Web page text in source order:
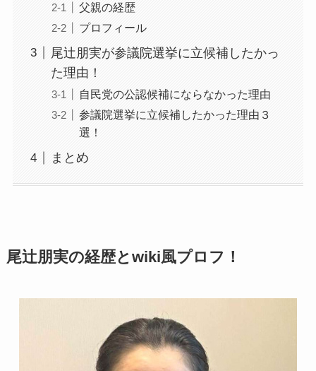
父親の経歴
プロフィール
尾辻朋実が参議院選挙に立候補したかっ
た理由！
自民党の公認候補にならなかった理由
参議院選挙に立候補したかった理由３
選！
まとめ
尾辻朋実の経歴とwiki風プロフ！